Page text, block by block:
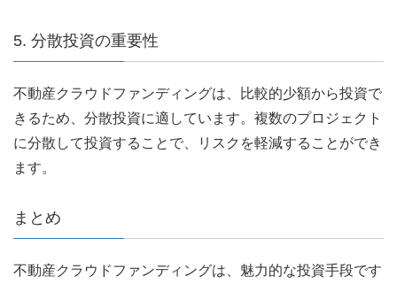
5. 分散投資の重要性
不動産クラウドファンディングは、比較的少額から投資で
きるため、分散投資に適しています。複数のプロジェクト
に分散して投資することで、リスクを軽減することができ
ます。
まとめ
不動産クラウドファンディングは、魅力的な投資手段です